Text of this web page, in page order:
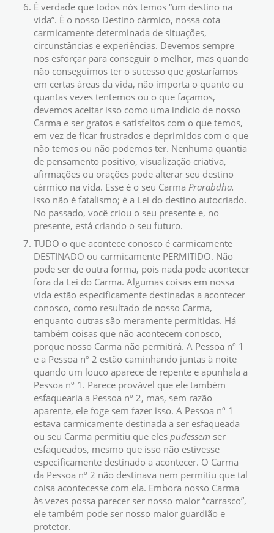
É verdade que todos nós temos “um destino na
vida”. É o nosso Destino cármico, nossa cota
carmicamente determinada de situações,
circunstâncias e experiências. Devemos sempre
nos esforçar para conseguir o melhor, mas quando
não conseguimos ter o sucesso que gostaríamos
em certas áreas da vida, não importa o quanto ou
quantas vezes tentemos ou o que façamos,
devemos aceitar isso como uma indício de nosso
Carma e ser gratos e satisfeitos com o que temos,
em vez de ficar frustrados e deprimidos com o que
não temos ou não podemos ter. Nenhuma quantia
de pensamento positivo, visualização criativa,
afirmações ou orações pode alterar seu destino
cármico na vida. Esse é o seu Carma Prarabdha.
Isso não é fatalismo; é a Lei do destino autocriado.
No passado, você criou o seu presente e, no
presente, está criando o seu futuro.
TUDO o que acontece conosco é carmicamente
DESTINADO ou carmicamente PERMITIDO. Não
pode ser de outra forma, pois nada pode acontecer
fora da Lei do Carma. Algumas coisas em nossa
vida estão especificamente destinadas a acontecer
conosco, como resultado de nosso Carma,
enquanto outras são meramente permitidas. Há
também coisas que não acontecem conosco,
porque nosso Carma não permitirá. A Pessoa nº 1
e a Pessoa nº 2 estão caminhando juntas à noite
quando um louco aparece de repente e apunhala a
Pessoa nº 1. Parece provável que ele também
esfaquearia a Pessoa nº 2, mas, sem razão
aparente, ele foge sem fazer isso. A Pessoa nº 1
estava carmicamente destinada a ser esfaqueada
ou seu Carma permitiu que eles pudessem ser
esfaqueados, mesmo que isso não estivesse
especificamente destinado a acontecer. O Carma
da Pessoa nº 2 não destinava nem permitiu que tal
coisa acontecesse com ela. Embora nosso Carma
às vezes possa parecer ser nosso maior “carrasco”,
ele também pode ser nosso maior guardião e
protetor.